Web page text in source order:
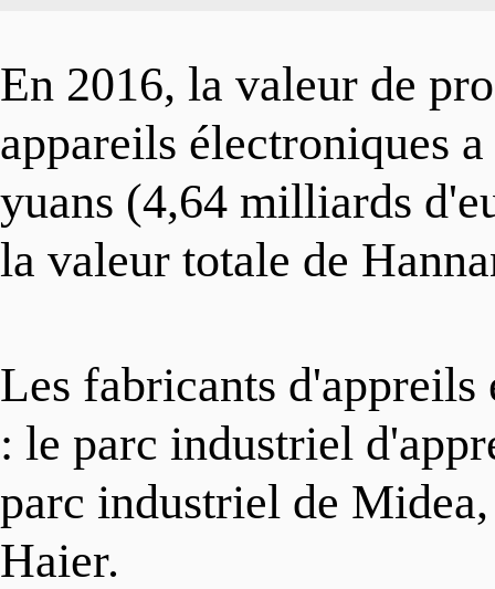
Gallerie
Vidéos
Contactez-nous
Focus
Infographies
ENTREPRISES
PARCS
GUIDE
Procédure
Politiques
VIVRE
Transports
中文
En 2016, la valeur de
appareils électroniques
yuans (4,64 milliards
la valeur totale de
Les fabricants d'appreils
: le parc industriel
parc industriel de
Haier.